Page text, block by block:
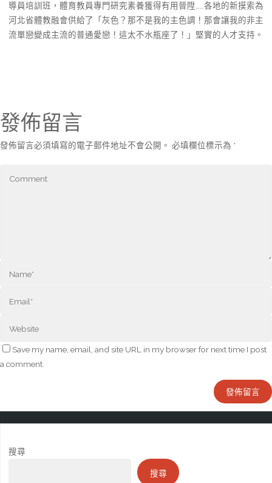
導員培訓班，體育教員專門研究素養獲得有用晉陞……各地的新摸索為
河北省體教融會供給了「灰色？那不是我的主色調！那會讓我的非主
流單戀變成主流的普通愛戀！這太不水瓶座了！」堅實的人才支持。
發佈留言
發佈留言必須填寫的電子郵件地址不會公開。 必填欄位標示為 *
Save my name, email, and site URL in my browser for next time I post
a comment.
搜尋
搜尋